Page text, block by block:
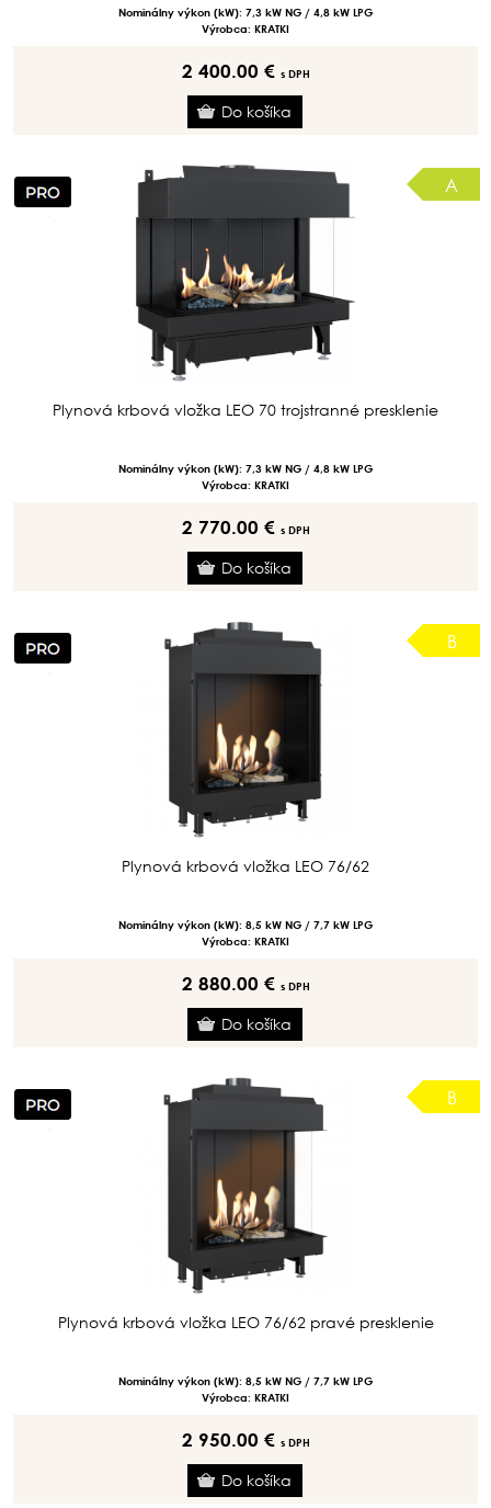
Nominálny výkon (kW): 7,3 kW NG / 4,8 kW LPG
Výrobca: KRATKI
2 400.00 € s DPH
A
Plynová krbová vložka LEO 70 trojstranné presklenie
Nominálny výkon (kW): 7,3 kW NG / 4,8 kW LPG
Výrobca: KRATKI
2 770.00 € s DPH
B
Plynová krbová vložka LEO 76/62
Nominálny výkon (kW): 8,5 kW NG / 7,7 kW LPG
Výrobca: KRATKI
2 880.00 € s DPH
B
Plynová krbová vložka LEO 76/62 pravé presklenie
Nominálny výkon (kW): 8,5 kW NG / 7,7 kW LPG
Výrobca: KRATKI
2 950.00 € s DPH